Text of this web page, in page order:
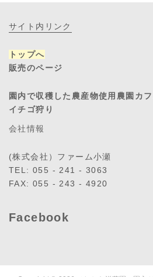
サイト内リンク
トップへ
販売のページ
園内で収穫した農産物使用農園カフ
イチゴ狩り
会社情報
(株式会社）ファーム小瀬
TEL: 055 - 241 - 3063
FAX: 055 - 243 - 4920
Facebook